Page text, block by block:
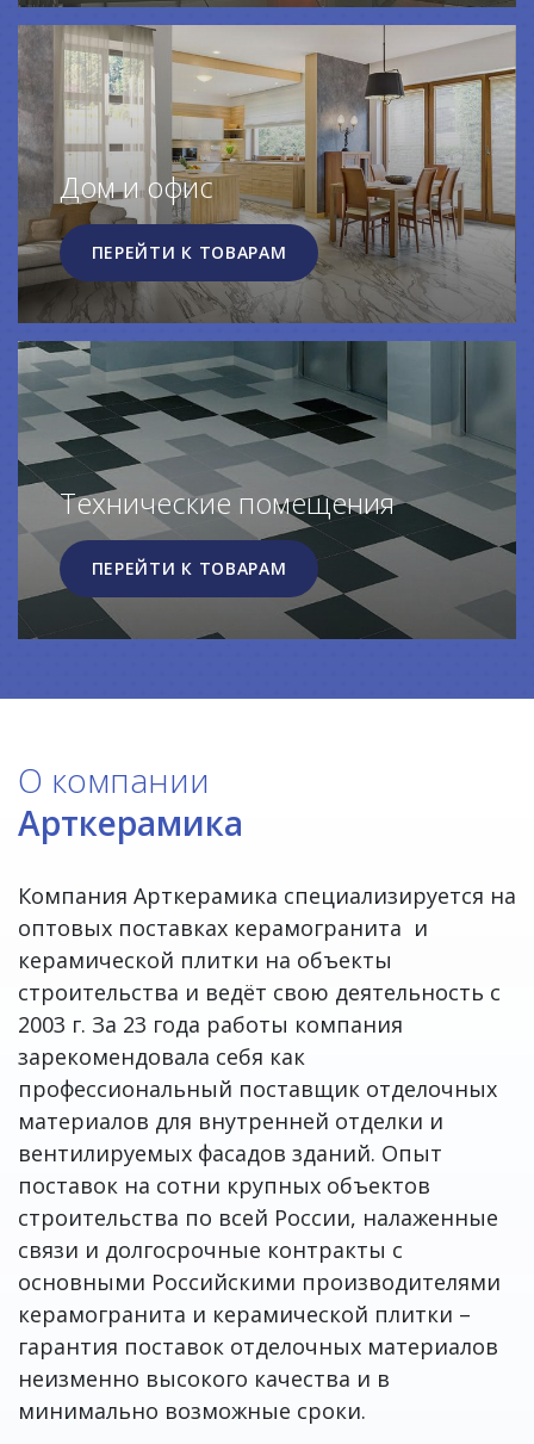
Дом и офис
ПЕРЕЙТИ К ТОВАРАМ
Технические помещения
ПЕРЕЙТИ К ТОВАРАМ
О компании
Арткерамика
Компания Арткерамика специализируется на
оптовых поставках керамогранита и
керамической плитки на объекты
строительства и ведёт свою деятельность с
2003 г. За 23 года работы компания
зарекомендовала себя как
профессиональный поставщик отделочных
материалов для внутренней отделки и
вентилируемых фасадов зданий. Опыт
поставок на сотни крупных объектов
строительства по всей России, налаженные
связи и долгосрочные контракты с
основными Российскими производителями
керамогранита и керамической плитки –
гарантия поставок отделочных материалов
неизменно высокого качества и в
минимально возможные сроки.